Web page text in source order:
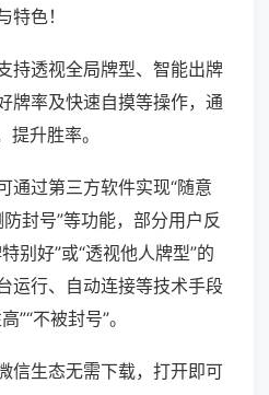
色！
持透视全局牌型、智能出牌
牌率及快速自摸等操作，通
升胜率。
通过第三方软件实现“随意
防封号”等功能，部分用户反
别好”或“透视他人牌型”的
运行、自动连接等技术手段
”“不被封号”。
信生态无需下载，打开即可